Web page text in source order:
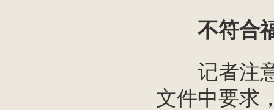
不符合福
记者注意
文件中要求